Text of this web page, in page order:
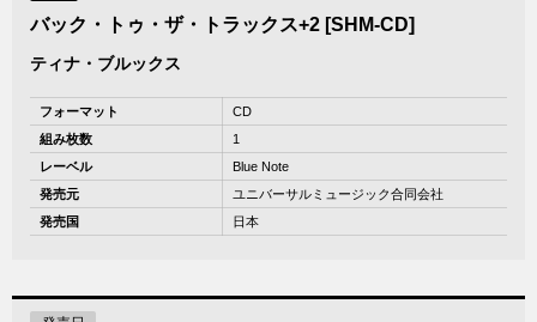
バック・トゥ・ザ・トラックス+2 [SHM-CD]
ティナ・ブルックス
フォーマット
CD
組み枚数
1
レーベル
Blue Note
発売元
ユニバーサルミュージック合同会社
発売国
日本